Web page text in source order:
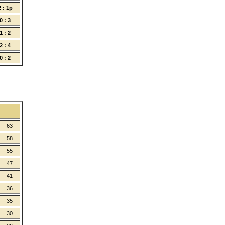
: 1p
0 : 3
1 : 2
2 : 4
0 : 2
63
58
55
47
41
36
35
30